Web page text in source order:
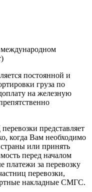
постоянной и
груза по
на железную
представляет
когда Вам необходимо
или принять
перед началом
платежи за перевозку
перевозки,
накладные СМГС.